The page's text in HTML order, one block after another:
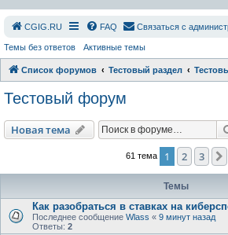
СGIG.RU FAQ Связаться с
Темы без ответов Активные темы
Список форумов Тестовый раздел
Тестовый форум
Новая тема
61 тема 1 2 3
Темы
Как разобраться в ставках на
Последнее сообщение Wlass « 9 минут назад
Ответы: 2